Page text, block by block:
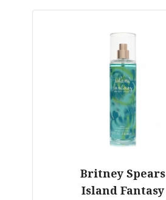
Britney Spears
Island Fantasy